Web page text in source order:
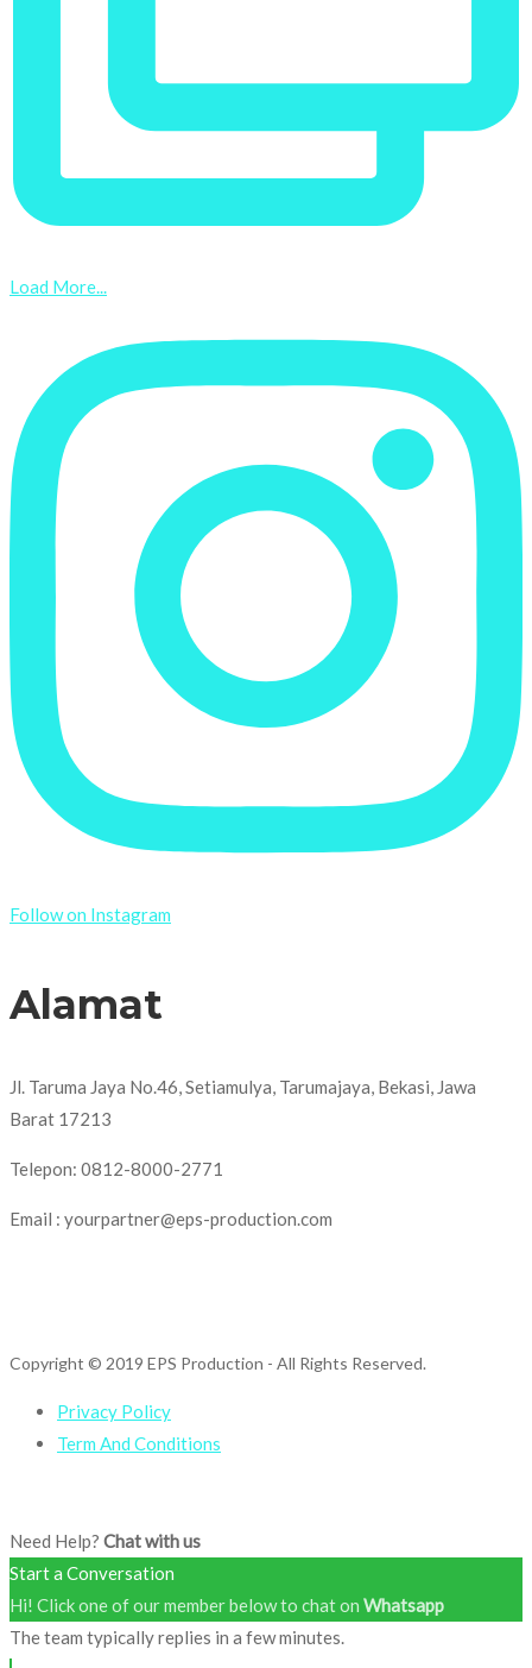
Load More...
Follow on Instagram
Alamat
Jl. Taruma Jaya No.46, Setiamulya, Tarumajaya, Bekasi, Jawa
Barat 17213
Telepon: 0812-8000-2771
Email : yourpartner@eps-production.com
Copyright © 2019 EPS Production - All Rights Reserved.
Privacy Policy
Term And Conditions
Need Help? Chat with us
Start a Conversation
Hi! Click one of our member below to chat on Whatsapp
The team typically replies in a few minutes.